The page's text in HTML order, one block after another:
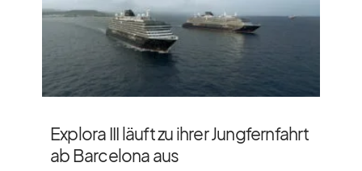
Explora III läuft zu ihrer Jungfernfahrt
ab Barcelona aus